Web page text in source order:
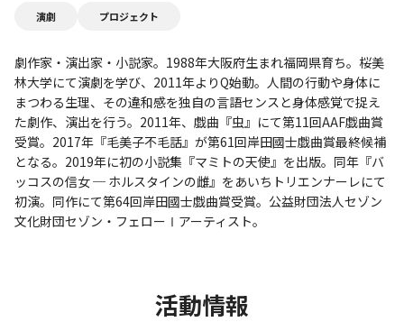
演劇 プロジェクト
劇作家・演出家・小説家。1988年大阪府生まれ福岡県育ち。桜美
林大学にて演劇を学び、2011年よりQ始動。人間の行動や身体に
まつわる生理、その違和感を独自の言語センスと身体感覚で捉え
た劇作、演出を行う。2011年、戯曲『虫』にて第11回AAF戯曲賞
受賞。2017年『毛美子不毛話』が第61回岸田國士戯曲賞最終候補
となる。2019年に初の小説集『マミトの天使』を出版。同年『バ
ッコスの信女 ─ ホルスタインの雌』をあいちトリエンナーレにて
初演。同作にて第64回岸田國士戯曲賞受賞。公益財団法人セゾン
文化財団セゾン・フェローⅠアーティスト。
活動情報